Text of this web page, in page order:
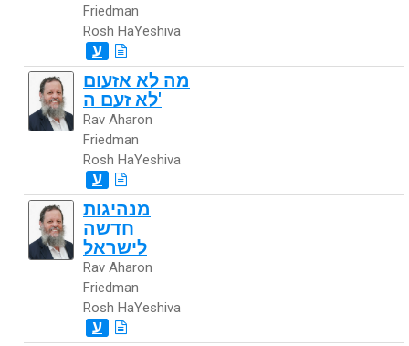
Friedman
Rosh HaYeshiva
ע
מה לא אזעום
לא זעם ה'
Rav Aharon
Friedman
Rosh HaYeshiva
ע
מנהיגות
חדשה
לישראל
Rav Aharon
Friedman
Rosh HaYeshiva
ע